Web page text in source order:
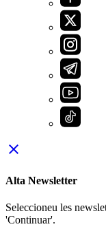
close
Alta Newsletter
Seleccioneu les
'Continuar'.